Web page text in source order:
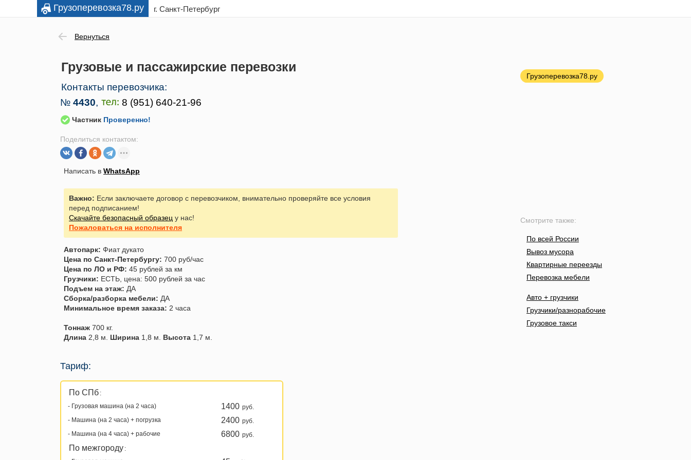
Грузоперевозка78.ру г. Санкт-Петербург
Грузоперевозка78.ру
Смотрите также:
По всей России
Вывоз мусора
Квартирные переезды
Перевозка мебели
Авто + грузчики
Грузчики/разнорабочие
Грузовое такси
Вернуться
Грузовые и пассажирские перевозки
Контакты перевозчика:
№ 4430,
Частник Проверенно!
Поделиться контактом:
Написать в WhatsApp
Важно: Если заключаете договор с перевозчиком, внимательно проверяйте все условия
перед подписанием!
Скачайте безопасный образец у нас!
Пожаловаться на исполнителя
Автопарк: Фиат дукато
Цена по Санкт-Петербургу: 700 руб/час
Цена по ЛО и РФ: 45 рублей за км
Грузчики: ЕСТЬ, цена: 500 рублей за час
Подъем на этаж: ДА
Сборка/разборка мебели: ДА
Минимальное время заказа: 2 часа
Тоннаж 700 кг.
Длина 2,8 м. Ширина 1,8 м. Высота 1,7 м.
Тариф:
По СПб :
- Грузовая машина (на 2 часа)
1400 руб.
- Машина (на 2 часа) + погрузка
2400 руб.
- Машина (на 4 часа) + рабочие
6800 руб.
По межгороду :